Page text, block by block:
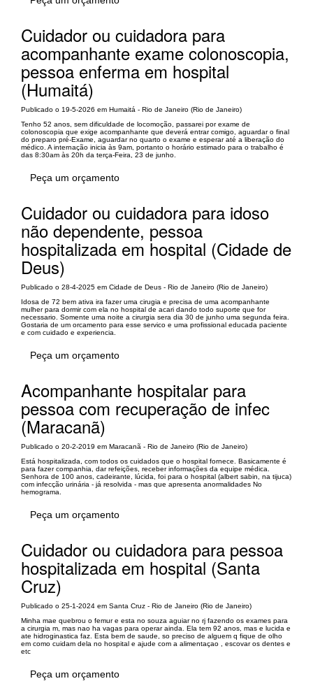
Cuidador ou cuidadora para
acompanhante exame colonoscopia,
pessoa enferma em hospital
(Humaitá)
Publicado o 19-5-2026 em Humaitá - Rio de Janeiro (Rio de Janeiro)
Tenho 52 anos, sem dificuldade de locomoção, passarei por exame de
colonoscopia que exige acompanhante que deverá entrar comigo, aguardar o final
do preparo pré-Exame, aguardar no quarto o exame e esperar até a liberação do
médico. A internação inicia às 9am, portanto o horário estimado para o trabalho é
das 8:30am às 20h da terça-Feira, 23 de junho.
Peça um orçamento
Cuidador ou cuidadora para idoso
não dependente, pessoa
hospitalizada em hospital (Cidade de
Deus)
Publicado o 28-4-2025 em Cidade de Deus - Rio de Janeiro (Rio de Janeiro)
Idosa de 72 bem ativa ira fazer uma cirugia e precisa de uma acompanhante
mulher para dormir com ela no hospital de acari dando todo suporte que for
necessario. Somente uma noite a cirurgia sera dia 30 de junho uma segunda feira.
Gostaria de um orcamento para esse servico e uma profissional educada paciente
e com cuidado e experiencia.
Peça um orçamento
Acompanhante hospitalar para
pessoa com recuperação de infec
(Maracanã)
Publicado o 20-2-2019 em Maracanã - Rio de Janeiro (Rio de Janeiro)
Está hospitalizada, com todos os cuidados que o hospital fornece. Basicamente é
para fazer companhia, dar refeições, receber informações da equipe médica.
Senhora de 100 anos, cadeirante, lúcida, foi para o hospital (albert sabin, na tijuca)
com infecção urinária - já resolvida - mas que apresenta anormalidades No
hemograma.
Peça um orçamento
Cuidador ou cuidadora para pessoa
hospitalizada em hospital (Santa
Cruz)
Publicado o 25-1-2024 em Santa Cruz - Rio de Janeiro (Rio de Janeiro)
Minha mae quebrou o femur e esta no souza aguiar no rj fazendo os exames para
a cirurgia m, mas nao ha vagas para operar ainda. Ela tem 92 anos, mas e lucida e
ate hidroginastica faz. Esta bem de saude, so preciso de alguem q fique de olho
em como cuidam dela no hospital e ajude com a alimentaçao , escovar os dentes e
etc
Peça um orçamento